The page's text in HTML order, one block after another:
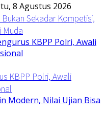
8 Agustus 2026
Sekadar Kompetisi,
Muda
KBPP Polri, Awali